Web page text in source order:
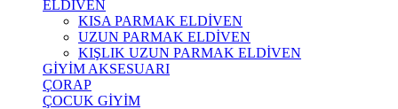
ELDİVEN
KISA PARMAK ELDİVEN
UZUN PARMAK ELDİVEN
KIŞLIK UZUN PARMAK ELDİVEN
GİYİM AKSESUARI
ÇORAP
ÇOCUK GİYİM